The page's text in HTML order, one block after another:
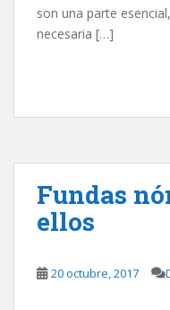
son una parte
necesaria […]
Fundas
ellos
20 octubre, 2017